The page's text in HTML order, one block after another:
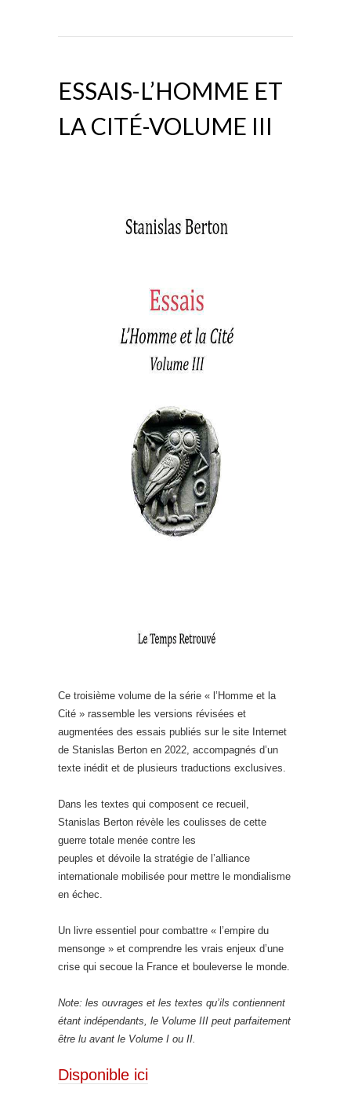
ESSAIS-L’HOMME ET
LA CITÉ-VOLUME III
Ce troisième volume de la série « l’Homme et la
Cité » rassemble les versions révisées et
augmentées des essais publiés sur le site Internet
de Stanislas Berton en 2022, accompagnés d’un
texte inédit et de plusieurs traductions exclusives.
Dans les textes qui composent ce recueil,
Stanislas Berton révèle les coulisses de cette
guerre totale menée contre les
peuples et dévoile la stratégie de l’alliance
internationale mobilisée pour mettre le mondialisme
en échec.
Un livre essentiel pour combattre « l’empire du
mensonge » et comprendre les vrais enjeux d’une
crise qui secoue la France et bouleverse le monde.
Note: les ouvrages et les textes qu’ils contiennent
étant indépendants, le Volume III peut parfaitement
être lu avant le Volume I ou II.
Disponible ici